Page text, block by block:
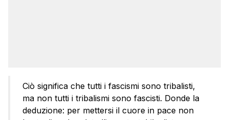
Ciò significa che tutti i fascismi sono tribalisti,
ma non tutti i tribalismi sono fascisti. Donde la
deduzione: per mettersi il cuore in pace non